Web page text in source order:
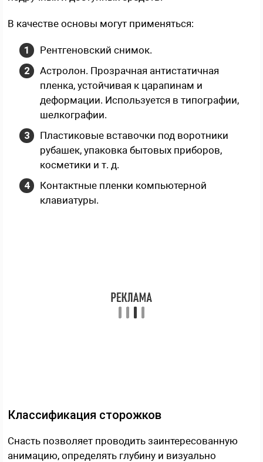
В качестве основы могут применяться:
Рентгеновский снимок.
Астролон. Прозрачная антистатичная
пленка, устойчивая к царапинам и
деформации. Используется в типографии,
шелкографии.
Пластиковые вставочки под воротники
рубашек, упаковка бытовых приборов,
косметики и т. д.
Контактные пленки компьютерной
клавиатуры.
Классификация сторожков
Снасть позволяет проводить заинтересованную
анимацию, определять глубину и визуально